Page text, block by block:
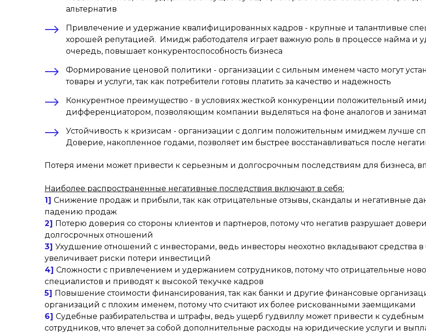
альтернатив
Привлечение и удержание квалифицированных кадров - крупные и талантливые
хорошей репутацией. Имидж работодателя играет важную роль в процессе найма и
очередь, повышает конкурентоспособность бизнеса
Формирование ценовой политики - организации с сильным именем часто могут
товары и услуги, так как потребители готовы платить за качество и надежность
Конкурентное преимущество - в условиях жесткой конкуренции положительный
дифференциатором, позволяющим компании выделяться на фоне аналогов и
Устойчивость к кризисам - организации с долгим положительным имиджем лучше
Доверие, накопленное годами, позволяет им быстрее восстанавливаться после
Потеря имени может привести к серьезным и долгосрочным последствиям для бизнеса,
Наиболее распространенные негативные последствия включают в себя:
1] Снижение продаж и прибыли, так как отрицательные отзывы, скандалы и негативные
падению продаж
2] Потерю доверия со стороны клиентов и партнеров, потому что негатив разрушает
долгосрочных отношений
3] Ухудшение отношений с инвесторами, ведь инвесторы неохотно вкладывают средства
увеличивает риски потери инвестиций
4] Сложности с привлечением и удержанием сотрудников, потому что отрицательные
специалистов и приводят к высокой текучке кадров
5] Повышение стоимости финансирования, так как банки и другие финансовые
организаций с плохим именем, потому что считают их более рискованными заемщиками
6] Судебные разбирательства и штрафы, ведь ущерб гудвиллу может привести к
сотрудников, что влечет за собой дополнительные расходы на юридические услуги и